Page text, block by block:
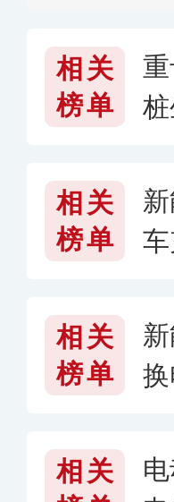
相关
榜单
相关
榜单
相关
榜单
相关